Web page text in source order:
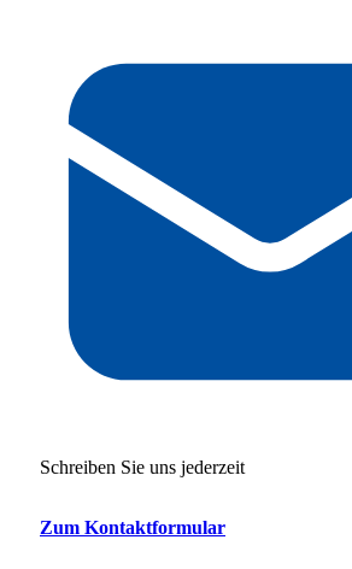
Schreiben Sie uns jederzeit
Zum Kontaktformular